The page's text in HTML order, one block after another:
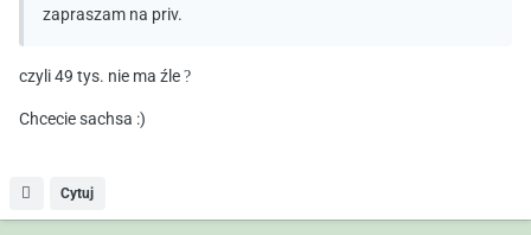
zapraszam na priv.
czyli 49 tys. nie ma źle?
Chcecie sachsa :)
Cytuj